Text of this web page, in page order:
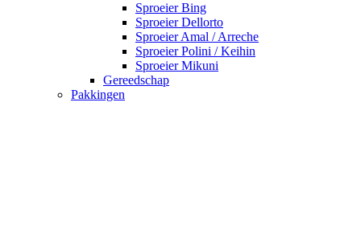
Sproeier Bing
Sproeier Dellorto
Sproeier Amal / Arreche
Sproeier Polini / Keihin
Sproeier Mikuni
Gereedschap
Pakkingen